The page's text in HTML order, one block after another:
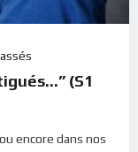
(S1
encore dans nos